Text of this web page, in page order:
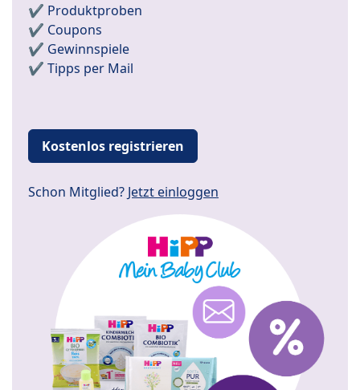
✔️ Produktproben
✔️ Coupons
✔️ Gewinnspiele
✔️ Tipps per Mail
Kostenlos registrieren
Schon Mitglied? Jetzt einloggen